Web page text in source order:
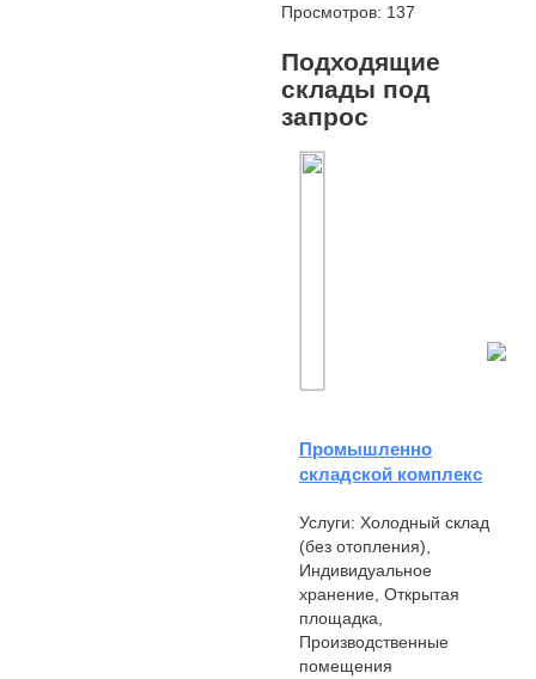
Просмотров: 137
Подходящие
склады под
запрос
Промышленно
складской комплекс
Услуги: Холодный склад
(без отопления),
Индивидуальное
хранение, Открытая
площадка,
Производственные
помещения